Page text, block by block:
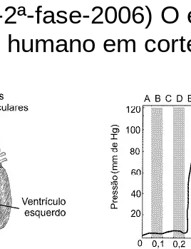
fase-2006)
humano em